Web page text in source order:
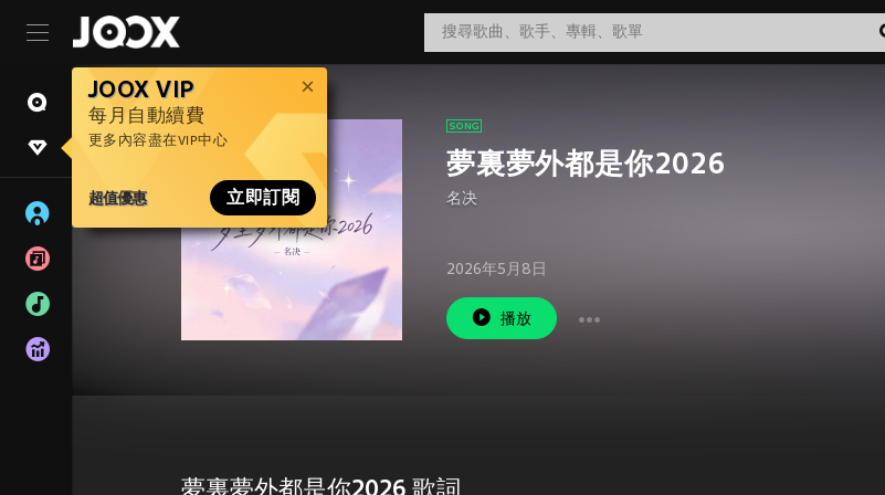
JOOX VIP
每月自動續費
更多內容盡在VIP中心
超值優惠 立即訂閱
夢裏夢外都是你2026
名决
2026年5月8日
播放